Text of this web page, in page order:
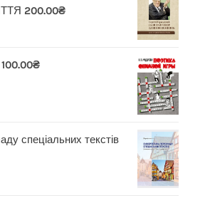
200.00₴
100.00₴
спеціальних текстів